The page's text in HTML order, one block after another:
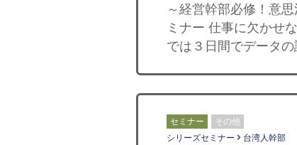
～経営幹部必修！意
ミナー 仕事に欠かせ
では３日間でデータ
セミナー その他
シリーズセミナー 台湾人幹部